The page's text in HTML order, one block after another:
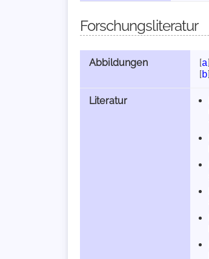
Forschungsliteratur
Abbildungen [a]
[b]
Literatur